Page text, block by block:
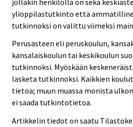
ylioppilastutkinto että
tutkinnoksi on valittu viimeksi
Perusasteen eli peruskoulun,
kansalaiskoulun tai keskikoulun
tutkinnoksi. Myöskään
lasketa tutkinnoksi. Kaikkien
tietoa; muun muassa monista
ei saada tutkintotietoa.
Artikkelin tiedot on saatu